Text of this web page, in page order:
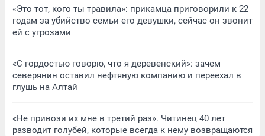
«Это тот, кого ты травила»: прикамца приговорили к 22
годам за убийство семьи его девушки, сейчас он звонит
ей с угрозами
«С гордостью говорю, что я деревенский»: зачем
северянин оставил нефтяную компанию и переехал в
глушь на Алтай
«Не привози их мне в третий раз». Читинец 40 лет
разводит голубей, которые всегда к нему возвращаются